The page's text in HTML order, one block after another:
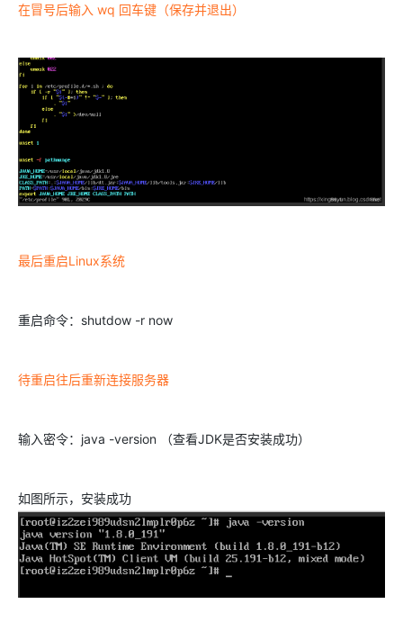
在冒号后输入 wq 回车键（保存并退出）
最后重启Linux系统
重启命令：shutdow -r now
待重启往后重新连接服务器
输入密令：java -version （查看JDK是否安装成功）
如图所示，安装成功